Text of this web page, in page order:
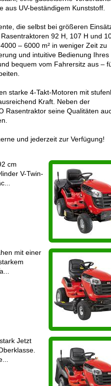
aus UV-beständigem Kunststoff.
die selbst bei größeren
92 H, 107 H und
– 6000 m² in weniger Zeit zu
und intuitive Bedienung Ihres
bequem vom Fahrersitz aus –
starke 4-Takt-Motoren mit
Kraft. Neben der
Rasentraktor seine Qualitäten
und jederzeit zur Verfügung!
cm
V-Twin-
mit einer
Jetzt